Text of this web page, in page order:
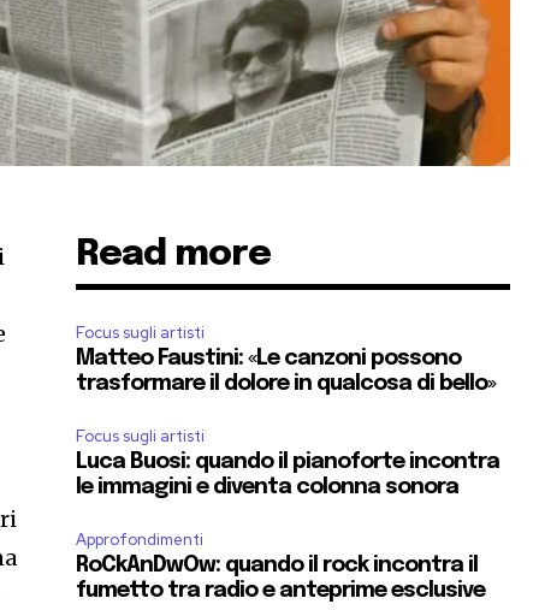
Read more
Focus sugli artisti
Matteo Faustini: «Le canzoni possono
trasformare il dolore in qualcosa di bello»
Focus sugli artisti
Luca Buosi: quando il pianoforte incontra
le immagini e diventa colonna sonora
Approfondimenti
RoCkAnDwOw: quando il rock incontra il
fumetto tra radio e anteprime esclusive